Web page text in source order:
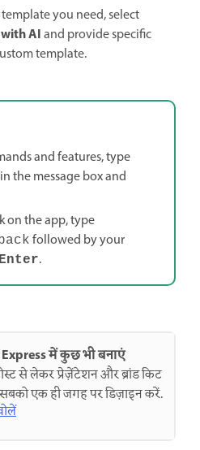
you need, select
AIand provide specific
template.
and features, type
in the message box and
on the app, type
followed by your
Enter.
में कुछ भी बनाएं
से लेकर प्रेज़ेंटेशन और ब्रांड किट
एक ही जगह पर डिज़ाइन करें.